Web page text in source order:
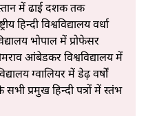
में ढाई दशक तक
हिन्दी विश्वविद्यालय वर्धा
भोपाल में प्रोफेसर
आंबेडकर विश्वविद्यालय में
ग्वालियर में डेढ़ वर्षों
प्रमुख हिन्दी पत्रों में स्तंभ